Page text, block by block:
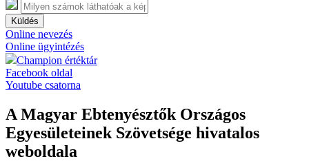
Küldés
Online nevezés
Online ügyintézés
Champion értéktár
Facebook oldal
Youtube csatorna
A Magyar Ebtenyésztők Országos
Egyesületeinek Szövetsége hivatalos
weboldala